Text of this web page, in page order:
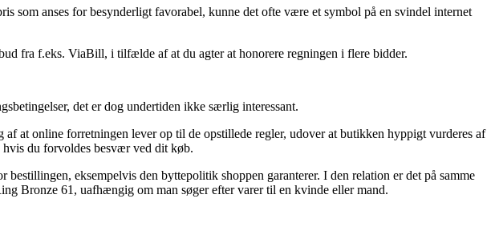
som anses for besynderligt favorabel, kunne det ofte være et symbol på en svindel internet
fra f.eks. ViaBill, i tilfælde af at du agter at honorere regningen i flere bidder.
det er dog undertiden ikke særlig interessant.
at online forretningen lever op til de opstillede regler, udover at butikken hyppigt vurderes af
du forvoldes besvær ved dit køb.
eksempelvis den byttepolitik shoppen garanterer. I den relation er det på samme
Bronze 61, uafhængig om man søger efter varer til en kvinde eller mand.